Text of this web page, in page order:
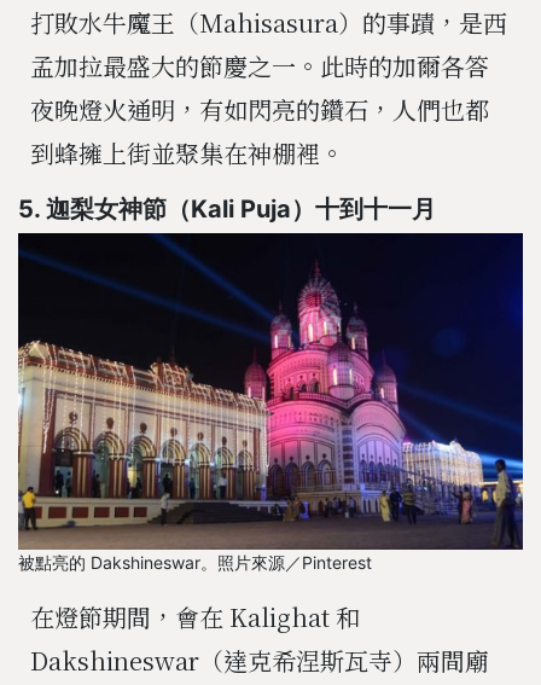
打敗水牛魔王（Mahisasura）的事蹟，是西
孟加拉最盛大的節慶之一。此時的加爾各答
夜晚燈火通明，有如閃亮的鑽石，人們也都
到蜂擁上街並聚集在神棚裡。
5. 迦梨女神節（Kali Puja）十到十一月
被點亮的 Dakshineswar。照片來源／Pinterest
在燈節期間，會在 Kalighat 和
Dakshineswar（達克希涅斯瓦寺）兩間廟